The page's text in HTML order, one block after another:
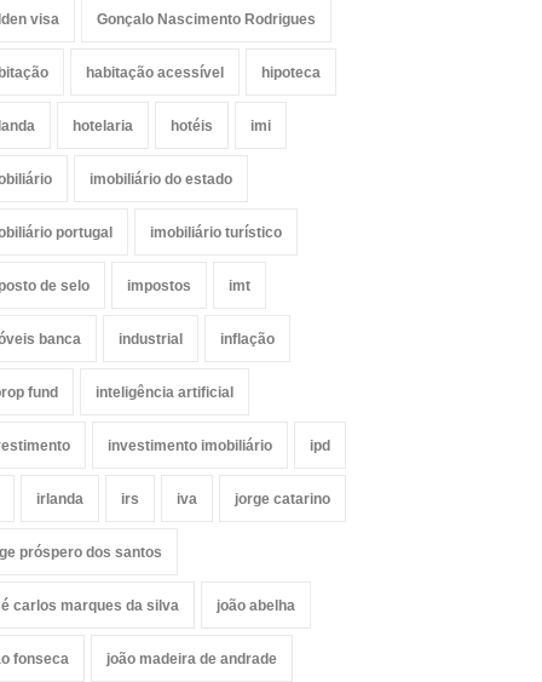
visa Gonçalo Nascimento Rodrigues
habitação acessível hipoteca
hotelaria hotéis imi
imobiliário do estado
portugal imobiliário turístico
de selo impostos imt
banca industrial inflação
fund inteligência artificial
investimento imobiliário ipd
irlanda irs iva jorge catarino
próspero dos santos
carlos marques da silva joão abelha
fonseca joão madeira de andrade